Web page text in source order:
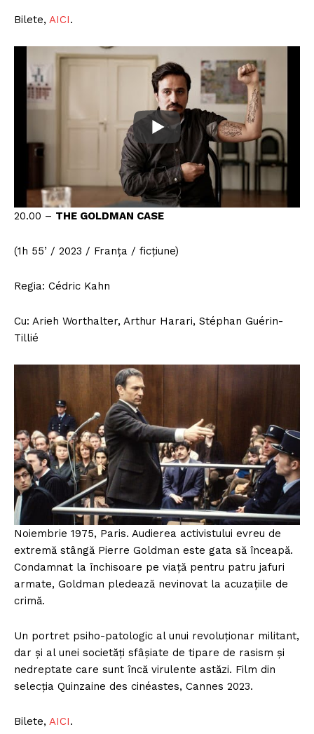
Bilete, AICI.
20.00 – THE GOLDMAN CASE
(1h 55’ / 2023 / Franța / ficțiune)
Regia: Cédric Kahn
Cu: Arieh Worthalter, Arthur Harari, Stéphan Guérin-
Tillié
Noiembrie 1975, Paris. Audierea activistului evreu de
extremă stângă Pierre Goldman este gata să înceapă.
Condamnat la închisoare pe viață pentru patru jafuri
armate, Goldman pledează nevinovat la acuzațiile de
crimă.
Un portret psiho-patologic al unui revoluționar militant,
dar și al unei societăți sfâșiate de tipare de rasism și
nedreptate care sunt încă virulente astăzi. Film din
selecția Quinzaine des cinéastes, Cannes 2023.
Bilete, AICI.